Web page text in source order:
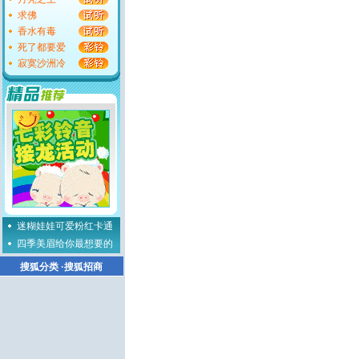
求佛
香水有毒
死了都要爱
寂寞沙洲冷
迷糊娃娃可爱粉红卡通
四季美眉给你最想要的
搜狐分类·搜狐招商